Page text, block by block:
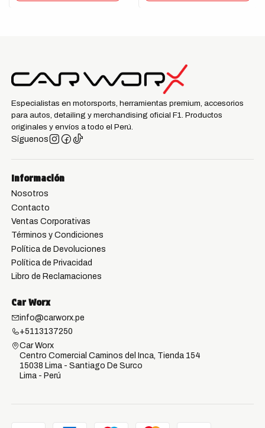
Especialistas en motorsports, herramientas premium, accesorios
para autos, detailing y merchandising oficial F1. Productos
originales y envíos a todo el Perú.
Síguenos
Información
Nosotros
Contacto
Ventas Corporativas
Términos y Condiciones
Política de Devoluciones
Política de Privacidad
Libro de Reclamaciones
Car Worx
info@carworx.pe
+5113137250
Car Worx
Centro Comercial Caminos del Inca, Tienda 154
15038 Lima - Santiago De Surco
Lima - Perú